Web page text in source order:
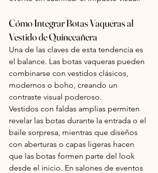
Cómo Integrar Botas Vaqueras al
Vestido de Quinceañera
Una de las claves de esta tendencia es
el balance. Las botas vaqueras pueden
combinarse con vestidos clásicos,
modernos o boho, creando un
contraste visual poderoso.
Vestidos con faldas amplias permiten
revelar las botas durante la entrada o el
baile sorpresa, mientras que diseños
con aberturas o capas ligeras hacen
que las botas formen parte del look
desde el inicio. En salones de eventos